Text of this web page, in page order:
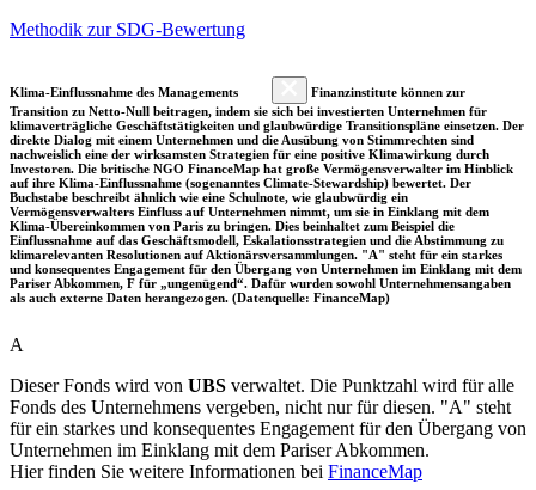
Methodik zur SDG-Bewertung
Klima-Einflussnahme des Managements
Finanzinstitute können zur
Transition zu Netto-Null beitragen, indem sie sich bei investierten Unternehmen für
klimaverträgliche Geschäftstätigkeiten und glaubwürdige Transitionspläne einsetzen. Der
direkte Dialog mit einem Unternehmen und die Ausübung von Stimmrechten sind
nachweislich eine der wirksamsten Strategien für eine positive Klimawirkung durch
Investoren. Die britische NGO FinanceMap hat große Vermögensverwalter im Hinblick
auf ihre Klima-Einflussnahme (sogenanntes Climate-Stewardship) bewertet. Der
Buchstabe beschreibt ähnlich wie eine Schulnote, wie glaubwürdig ein
Vermögensverwalters Einfluss auf Unternehmen nimmt, um sie in Einklang mit dem
Klima-Übereinkommen von Paris zu bringen. Dies beinhaltet zum Beispiel die
Einflussnahme auf das Geschäftsmodell, Eskalationsstrategien und die Abstimmung zu
klimarelevanten Resolutionen auf Aktionärsversammlungen. "A" steht für ein starkes
und konsequentes Engagement für den Übergang von Unternehmen im Einklang mit dem
Pariser Abkommen, F für „ungenügend“. Dafür wurden sowohl Unternehmensangaben
als auch externe Daten herangezogen. (Datenquelle: FinanceMap)
A
Dieser Fonds wird von UBS verwaltet. Die Punktzahl wird für alle
Fonds des Unternehmens vergeben, nicht nur für diesen. "A" steht
für ein starkes und konsequentes Engagement für den Übergang von
Unternehmen im Einklang mit dem Pariser Abkommen.
Hier finden Sie weitere Informationen bei FinanceMap